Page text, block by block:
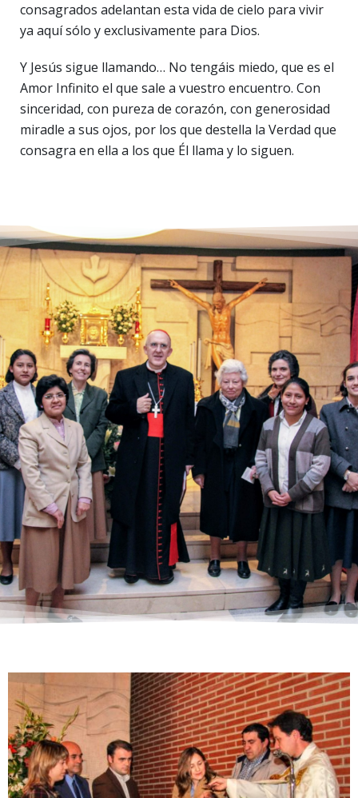
consagrados adelantan esta vida de cielo para vivir
ya aquí sólo y exclusivamente para Dios.
Y Jesús sigue llamando… No tengáis miedo, que es el
Amor Infinito el que sale a vuestro encuentro. Con
sinceridad, con pureza de corazón, con generosidad
miradle a sus ojos, por los que destella la Verdad que
consagra en ella a los que Él llama y lo siguen.